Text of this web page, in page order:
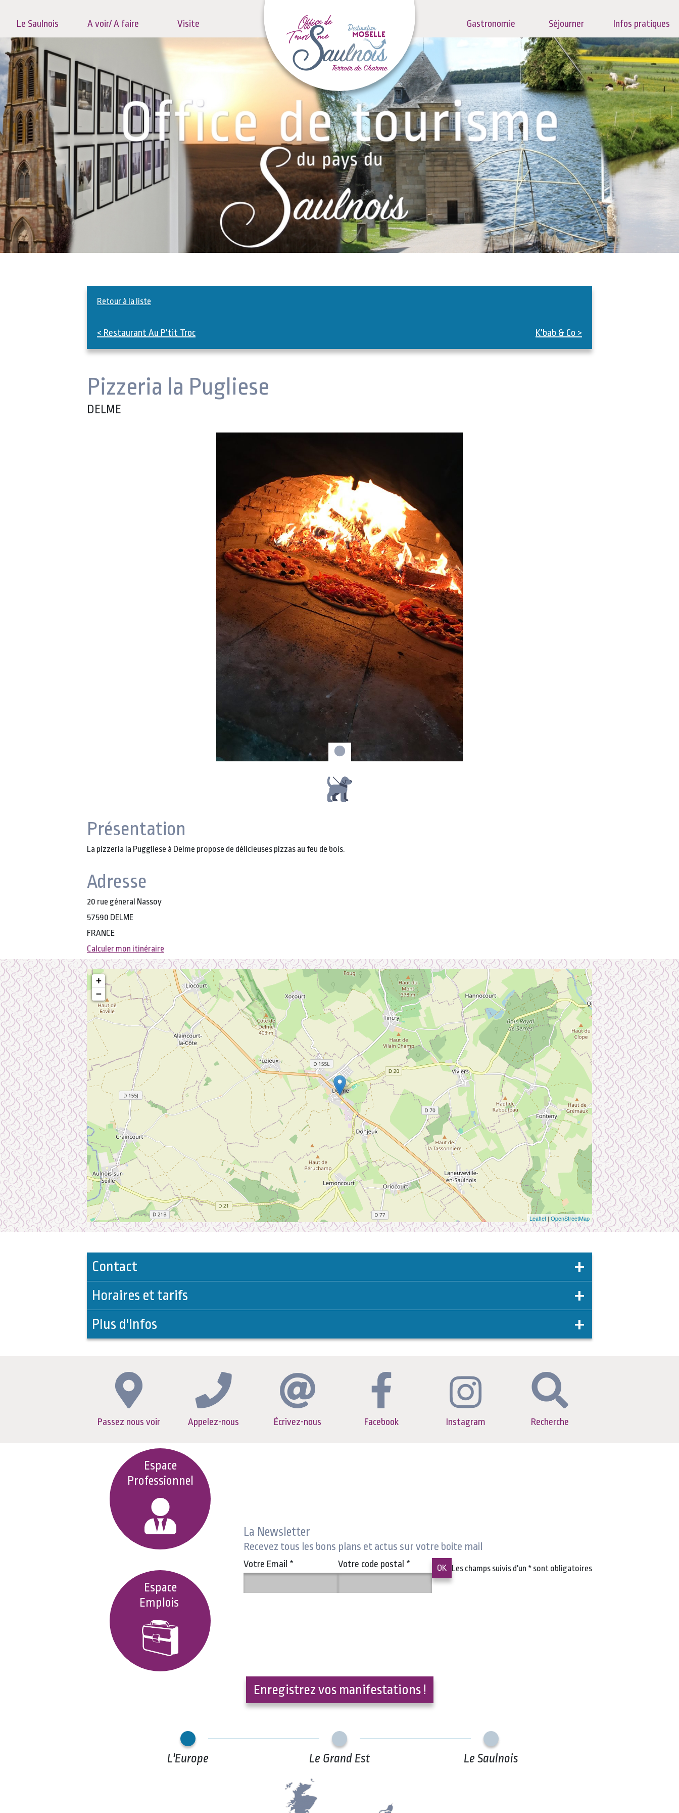
Le Saulnois A voir/ A faire Visite Gastronomie Séjourner Infos pratiques
Retour à la liste
< Restaurant Au P'tit Troc K'bab & Co >
Pizzeria la Pugliese
DELME
Présentation
La pizzeria la Puggliese à Delme propose de délicieuses pizzas au feu de bois.
Adresse
20 rue géneral Nassoy
57590 DELME
FRANCE
Calculer mon itinéraire
+
−
Leaflet | OpenStreetMap
Contact
Horaires et tarifs
Plus d'infos
Passez nous voir Appelez-nous Écrivez-nous Facebook Instagram Recherche
Espace
Professionnel
Espace
Emplois
La Newsletter
Recevez tous les bons plans et actus sur votre boite mail
Votre Email * Votre code postal * Les champs suivis d'un * sont obligatoires
Enregistrez vos manifestations !
L'Europe Le Grand Est Le Saulnois